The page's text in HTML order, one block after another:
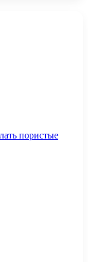
пористые